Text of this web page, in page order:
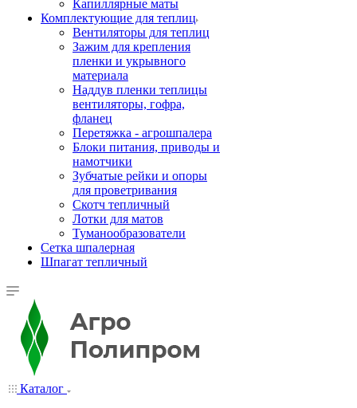
Капиллярные маты
Комплектующие для теплиц
Вентиляторы для теплиц
Зажим для крепления
пленки и укрывного
материала
Наддув пленки теплицы
вентиляторы, гофра,
фланец
Перетяжка - агрошпалера
Блоки питания, приводы и
намотчики
Зубчатые рейки и опоры
для проветривания
Скотч тепличный
Лотки для матов
Туманообразователи
Сетка шпалерная
Шпагат тепличный
Каталог